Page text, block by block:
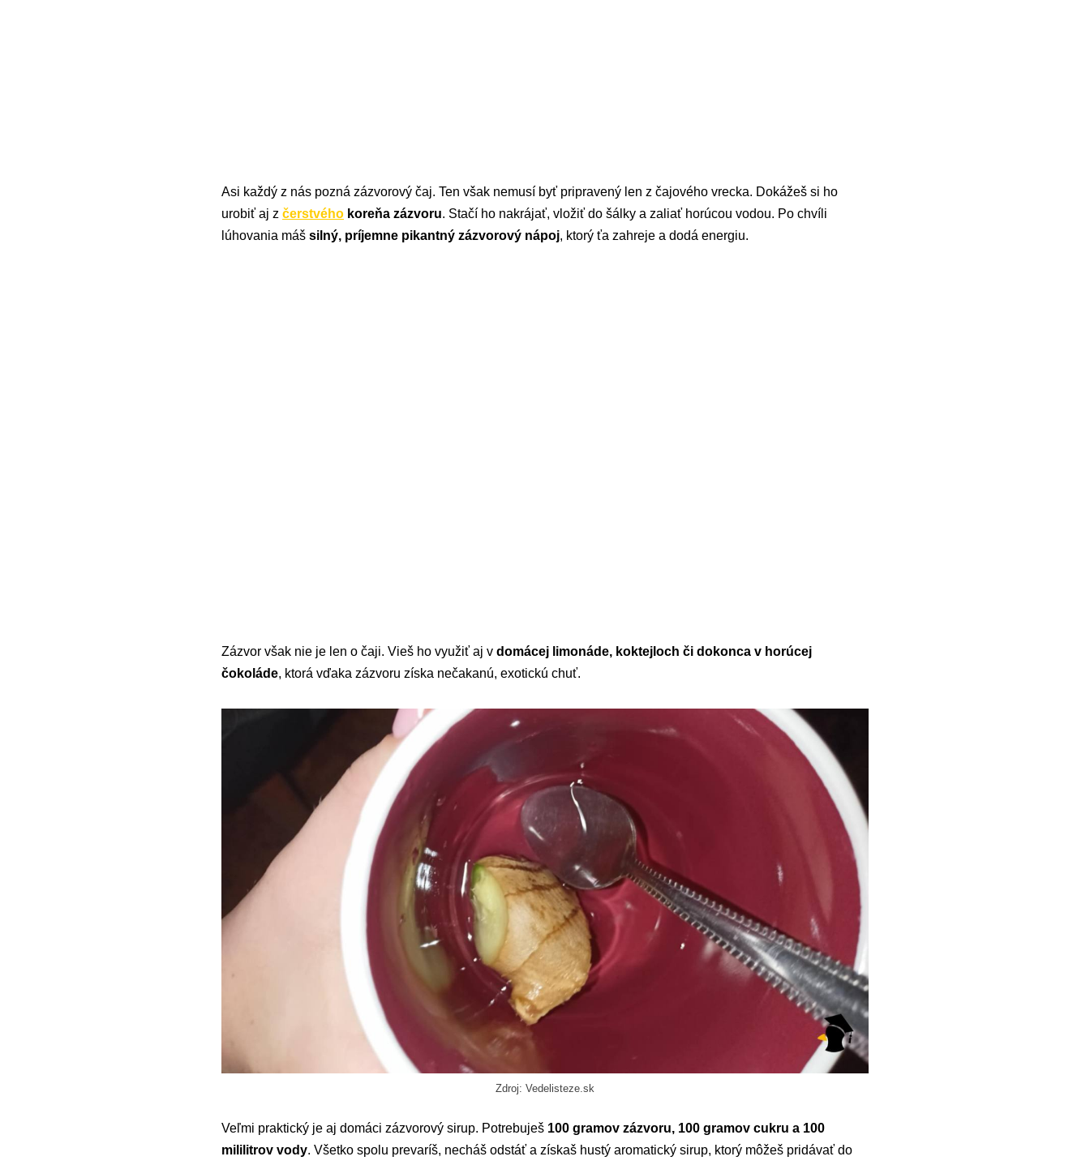
Asi každý z nás pozná zázvorový čaj. Ten však nemusí byť pripravený len z čajového vrecka. Dokážeš si ho
urobiť aj z čerstvého koreňa zázvoru. Stačí ho nakrájať, vložiť do šálky a zaliať horúcou vodou. Po chvíli
lúhovania máš silný, príjemne pikantný zázvorový nápoj, ktorý ťa zahreje a dodá energiu.
Zázvor však nie je len o čaji. Vieš ho využiť aj v domácej limonáde, koktejloch či dokonca v horúcej
čokoláde, ktorá vďaka zázvoru získa nečakanú, exotickú chuť.
Zdroj: Vedelisteze.sk
Veľmi praktický je aj domáci zázvorový sirup. Potrebuješ 100 gramov zázvoru, 100 gramov cukru a 100
mililitrov vody. Všetko spolu prevaríš, necháš odstáť a získaš hustý aromatický sirup, ktorý môžeš pridávať do